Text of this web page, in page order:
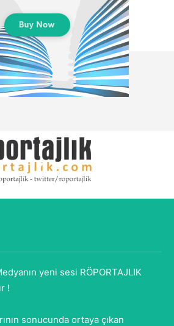
yeni sesi RÖPORTAJLIK
!
sonucunda ortaya çıkan